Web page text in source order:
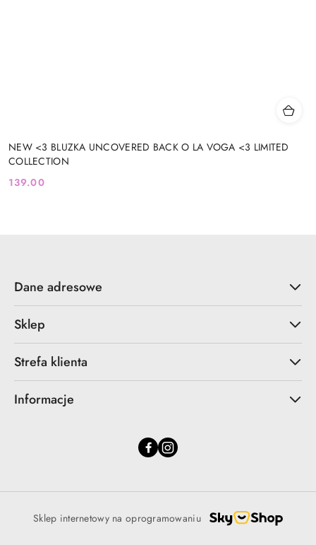
NEW <3 BLUZKA UNCOVERED BACK O LA VOGA <3 LIMITED
COLLECTION
Cena:
139.00
Dane adresowe
Sklep
Strefa klienta
Informacje
Sklep internetowy na oprogramowaniu